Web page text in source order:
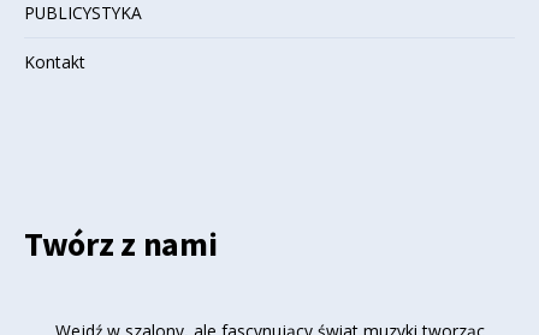
PUBLICYSTYKA
Kontakt
Twórz z nami